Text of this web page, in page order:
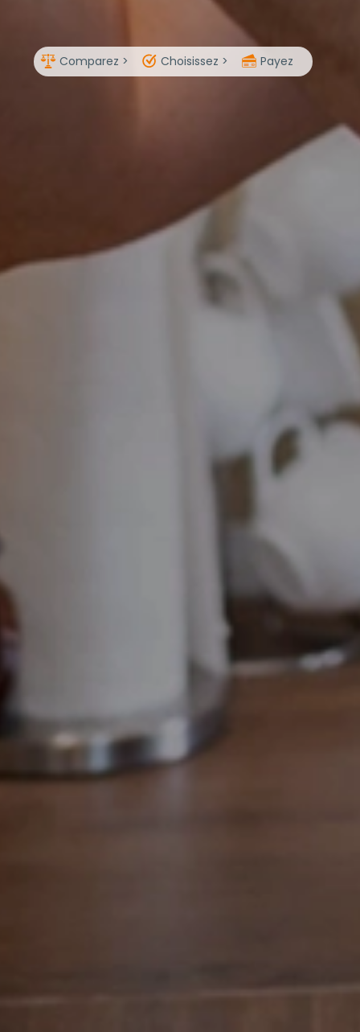
Comparez > Choisissez > Payez